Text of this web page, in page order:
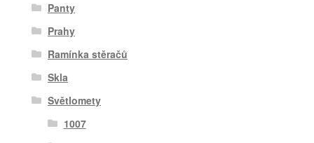
Panty
Prahy
Ramínka stěračů
Skla
Světlomety
1007